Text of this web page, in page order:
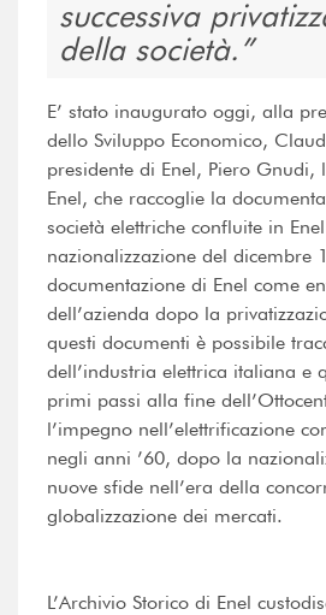
successiva
della società.
E’ stato inaugurato oggi, alla
dello Sviluppo Economico,
presidente di Enel, Piero Gnudi,
Enel, che raccoglie la
società elettriche confluite in
nazionalizzazione del dicembre
documentazione di Enel come
dell’azienda dopo la
questi documenti è possibile
dell’industria elettrica italiana e
primi passi alla fine
l’impegno nell’elettrificazione
negli anni ’60, dopo la
nuove sfide nell’era della
globalizzazione dei mercati.
L’Archivio Storico di Enel